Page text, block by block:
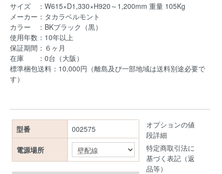
サイズ ：W615×D1,330×H920～1,200mm 重量 105Kg
メーカー：タカラベルモント
カラー ：BKブラック（黒）
使用年数：10年以上
保証期間：６ヶ月
在庫 ：0台（大阪）
標準梱包送料：10,000円（離島及び一部地域は送料別途必要で
す）
型番 002575
電源場所
オプションの値
段詳細
特定商取引法に
基づく表記（返
品等）